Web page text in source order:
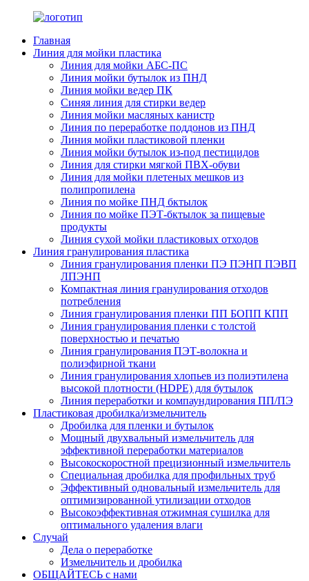
Главная
Линия для мойки пластика
Линия для мойки АБС-ПС
Линия мойки бутылок из ПНД
Линия мойки ведер ПК
Синяя линия для стирки ведер
Линия мойки масляных канистр
Линия по переработке поддонов из ПНД
Линия мойки пластиковой пленки
Линия мойки бутылок из-под пестицидов
Линия для стирки мягкой ПВХ-обуви
Линия для мойки плетеных мешков из
полипропилена
Линия по мойке ПНД бктылок
Линия по мойке ПЭТ-бктылок за пищевые
продукты
Линия сухой мойки пластиковых отходов
Линия гранулирования пластика
Линия гранулирования пленки ПЭ ПЭНП ПЭВП
ЛПЭНП
Компактная линия гранулирования отходов
потребления
Линия гранулирования пленки ПП БОПП КПП
Линия гранулирования пленки с толстой
поверхностью и печатью
Линия гранулирования ПЭТ-волокна и
полиэфирной ткани
Линия гранулирования хлопьев из полиэтилена
высокой плотности (HDPE) для бутылок
Линия переработки и компаундирования ПП/ПЭ
Пластиковая дробилка/измельчитель
Дробилка для пленки и бутылок
Мощный двухвальный измельчитель для
эффективной переработки материалов
Высокоскоростной прецизионный измельчитель
Специальная дробилка для профильных труб
Эффективный одновальный измельчитель для
оптимизированной утилизации отходов
Высокоэффективная отжимная сушилка для
оптимального удаления влаги
Случай
Дела о переработке
Измельчитель и дробилка
ОБЩАЙТЕСЬ с нами